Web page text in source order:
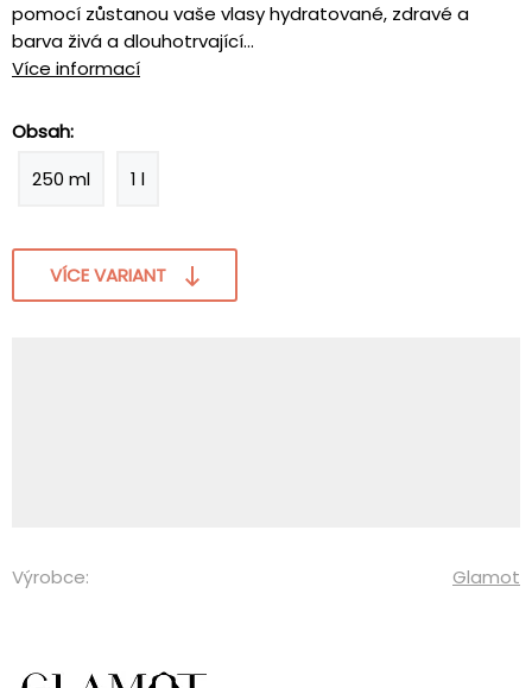
pomocí zůstanou vaše vlasy hydratované, zdravé a
barva živá a dlouhotrvající...
Více informací
Obsah:
250 ml
1 l
VÍCE VARIANT
Výrobce: Glamot